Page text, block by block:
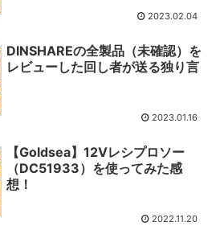
2023.02.04
DINSHAREの全製品（未確認）を
レビューした回し者が送る独り言
2023.01.16
【Goldsea】12Vレシプロソー
（DC51933）を使ってみた感
想！
2022.11.20